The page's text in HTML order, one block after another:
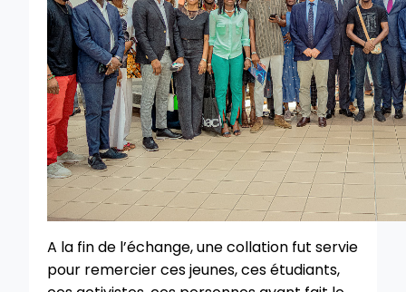
A la fin de l’échange, une collation fut servie
pour remercier ces jeunes, ces étudiants,